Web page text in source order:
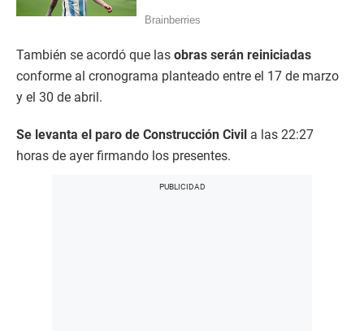
También se acordó que las obras serán reiniciadas
conforme al cronograma planteado entre el 17 de marzo
y el 30 de abril.
Se levanta el paro de Construcción Civil a las 22:27
horas de ayer firmando los presentes.